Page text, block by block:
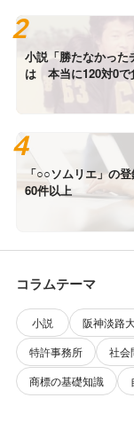
小説「勝たなかった
は 本当に120対0で
か？ 写真は高校時代
「○○ソムリエ」の
60件以上
コラムテーマ
小説 阪神淡路
特許事務所
社会
商標の基礎知識